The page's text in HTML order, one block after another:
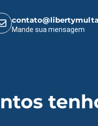
Mande sua mensagem